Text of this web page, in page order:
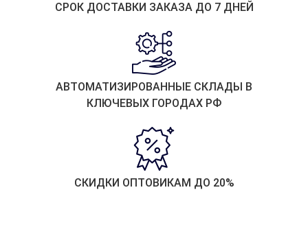
СРОК ДОСТАВКИ ЗАКАЗА ДО 7 ДНЕЙ
АВТОМАТИЗИРОВАННЫЕ СКЛАДЫ В
КЛЮЧЕВЫХ ГОРОДАХ РФ
СКИДКИ ОПТОВИКАМ ДО 20%